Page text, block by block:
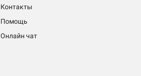
Контакты
Помощь
Онлайн чат